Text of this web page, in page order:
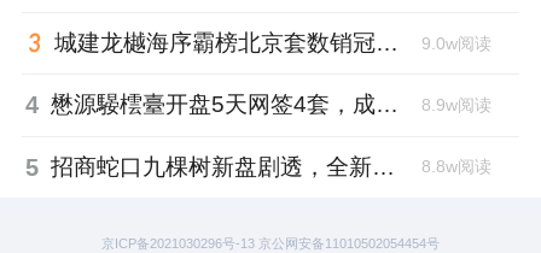
城建龙樾海序霸榜北京套数销冠，少帅王鑫功不可没 9.0w阅读
4 懋源騴橒臺开盘5天网签4套，成交均价10万+ 8.9w阅读
5 招商蛇口九棵树新盘剧透，全新产品系宋风大宅 8.8w阅读
京ICP备2021030296号-13 京公网安备11010502054454号